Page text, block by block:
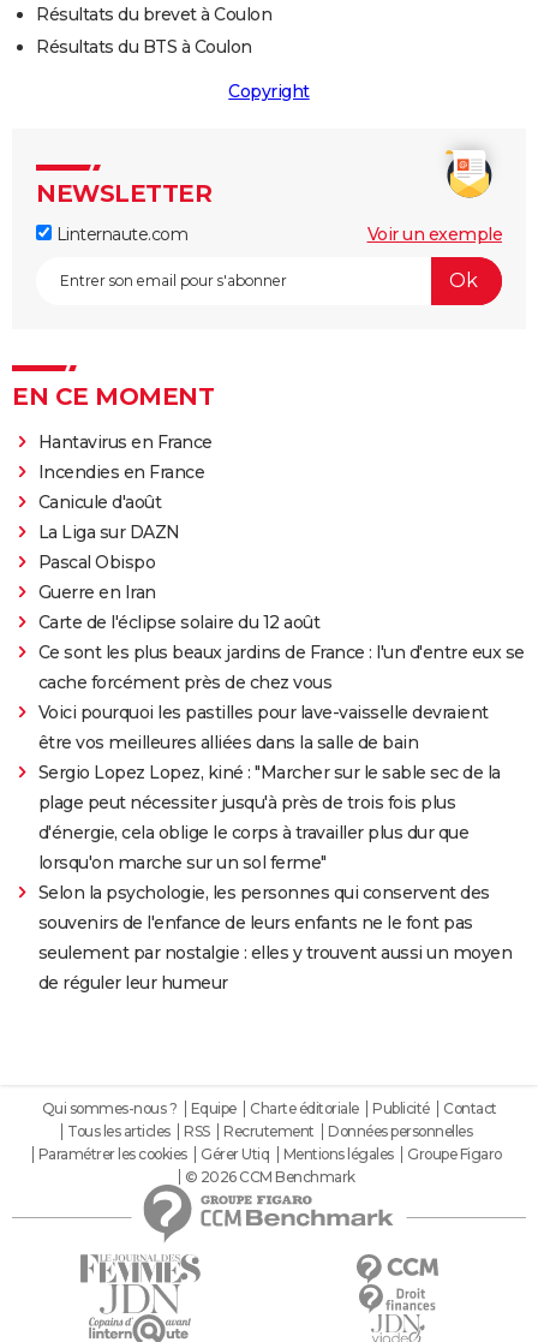
Résultats du brevet à Coulon
Résultats du BTS à Coulon
Copyright
NEWSLETTER
Linternaute.com Voir un exemple
EN CE MOMENT
Hantavirus en France
Incendies en France
Canicule d'août
La Liga sur DAZN
Pascal Obispo
Guerre en Iran
Carte de l'éclipse solaire du 12 août
Ce sont les plus beaux jardins de France : l'un d'entre eux se
cache forcément près de chez vous
Voici pourquoi les pastilles pour lave-vaisselle devraient
être vos meilleures alliées dans la salle de bain
Sergio Lopez Lopez, kiné : "Marcher sur le sable sec de la
plage peut nécessiter jusqu'à près de trois fois plus
d'énergie, cela oblige le corps à travailler plus dur que
lorsqu'on marche sur un sol ferme"
Selon la psychologie, les personnes qui conservent des
souvenirs de l'enfance de leurs enfants ne le font pas
seulement par nostalgie : elles y trouvent aussi un moyen
de réguler leur humeur
Qui sommes-nous ? Equipe Charte éditoriale Publicité
Contact
Tous les articles
RSS Recrutement
Données personnelles
Paramétrer les cookies
Gérer Utiq Mentions légales
Groupe Figaro
© 2026 CCM Benchmark